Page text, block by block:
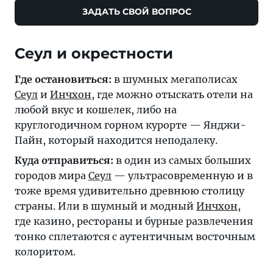
ЗАДАТЬ СВОЙ ВОПРОС
Сеул и окрестности
Где остановиться: в шумных мегаполисах
Сеул и Инчхон, где можно отыскать отели на
любой вкус и кошелек, либо на
круглогодичном горном курорте — Янджи-
Пайн, который находится неподалеку.
Куда отправиться: в один из самых больших
городов мира Сеул — ультрасовременную и в
тоже время удивительно древнюю столицу
страны. Или в шумный и модный Инчхон,
где казино, рестораны и бурные развлечения
тонко сплетаются с аутентичным восточным
колоритом.